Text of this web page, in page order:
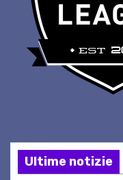
Ultime notizie